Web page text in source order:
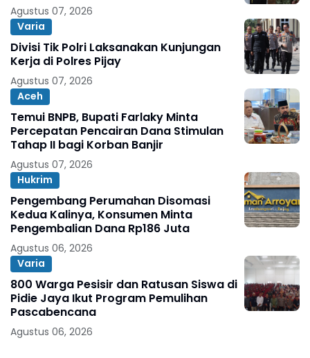
Agustus 07, 2026
Varia
Divisi Tik Polri Laksanakan Kunjungan
Kerja di Polres Pijay
Agustus 07, 2026
Aceh
Temui BNPB, Bupati Farlaky Minta
Percepatan Pencairan Dana Stimulan
Tahap II bagi Korban Banjir
Agustus 07, 2026
Hukrim
Pengembang Perumahan Disomasi
Kedua Kalinya, Konsumen Minta
Pengembalian Dana Rp186 Juta
Agustus 06, 2026
Varia
800 Warga Pesisir dan Ratusan Siswa di
Pidie Jaya Ikut Program Pemulihan
Pascabencana
Agustus 06, 2026